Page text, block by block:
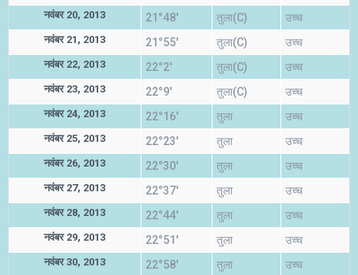
नवंबर 20, 2013 21°48' तुला(C) उच्च
नवंबर 21, 2013 21°55' तुला(C) उच्च
नवंबर 22, 2013 22°2' तुला(C) उच्च
नवंबर 23, 2013 22°9' तुला(C) उच्च
नवंबर 24, 2013 22°16' तुला उच्च
नवंबर 25, 2013 22°23' तुला उच्च
नवंबर 26, 2013 22°30' तुला उच्च
नवंबर 27, 2013 22°37' तुला उच्च
नवंबर 28, 2013 22°44' तुला उच्च
नवंबर 29, 2013 22°51' तुला उच्च
नवंबर 30, 2013 22°58' तुला उच्च